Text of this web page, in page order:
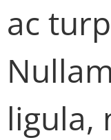
ac
ligula,